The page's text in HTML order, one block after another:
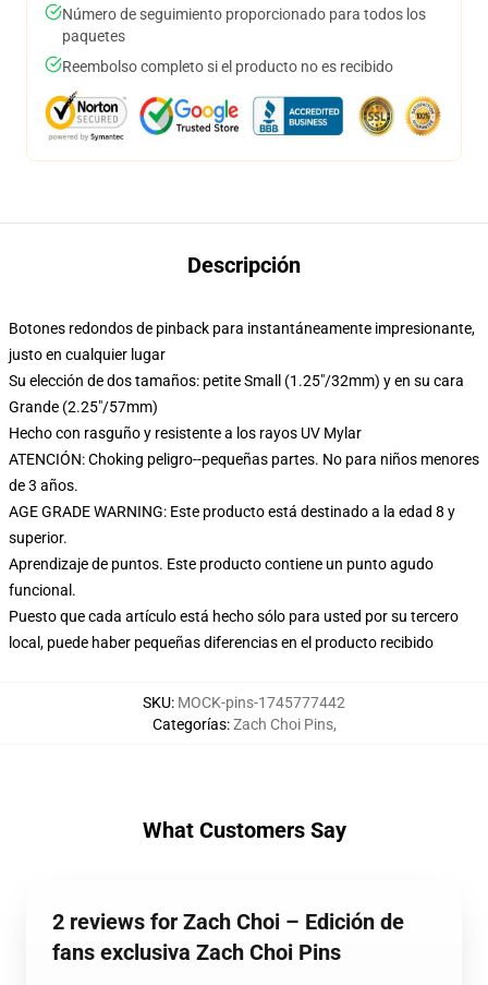
Número de seguimiento proporcionado para todos los
paquetes
Reembolso completo si el producto no es recibido
Descripción
Botones redondos de pinback para instantáneamente impresionante,
justo en cualquier lugar
Su elección de dos tamaños: petite Small (1.25"/32mm) y en su cara
Grande (2.25"/57mm)
Hecho con rasguño y resistente a los rayos UV Mylar
ATENCIÓN: Choking peligro--pequeñas partes. No para niños menores
de 3 años.
AGE GRADE WARNING: Este producto está destinado a la edad 8 y
superior.
Aprendizaje de puntos. Este producto contiene un punto agudo
funcional.
Puesto que cada artículo está hecho sólo para usted por su tercero
local, puede haber pequeñas diferencias en el producto recibido
SKU: MOCK-pins-1745777442
Categorías:Zach Choi Pins,
What Customers Say
2 reviews for Zach Choi – Edición de
fans exclusiva Zach Choi Pins